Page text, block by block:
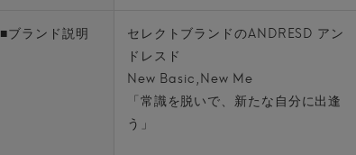
■ブランド説明
セレクトブランドのANDRESD アン
ドレスド
New Basic,New Me
「常識を脱いで、新たな自分に出逢
う」